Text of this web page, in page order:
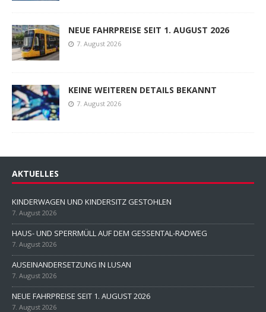
NEUE FAHRPREISE SEIT 1. AUGUST 2026
7. August 2026
KEINE WEITEREN DETAILS BEKANNT
7. August 2026
AKTUELLES
KINDERWAGEN UND KINDERSITZ GESTOHLEN
7. August 2026
HAUS- UND SPERRMÜLL AUF DEM GESSENTAL-RADWEG
7. August 2026
AUSEINANDERSETZUNG IN LUSAN
7. August 2026
NEUE FAHRPREISE SEIT 1. AUGUST 2026
7. August 2026